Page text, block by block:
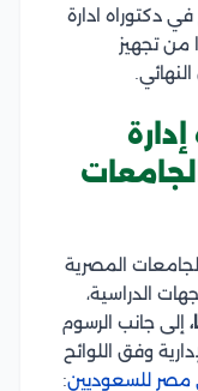
دكتوراه ادارة
من تجهيز
المصرية
الدراسية،
إلى جانب الرسوم
وفق اللوائح
مصر للسعوديين: